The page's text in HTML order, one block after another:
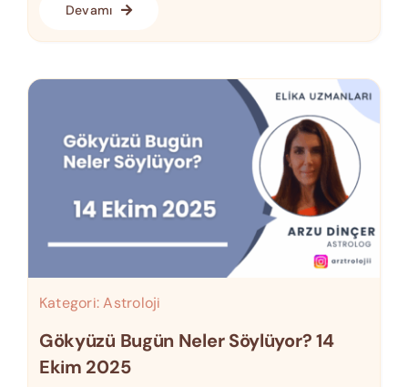
Devamı
Kategori:Astroloji
Gökyüzü Bugün Neler Söylüyor? 14
Ekim 2025